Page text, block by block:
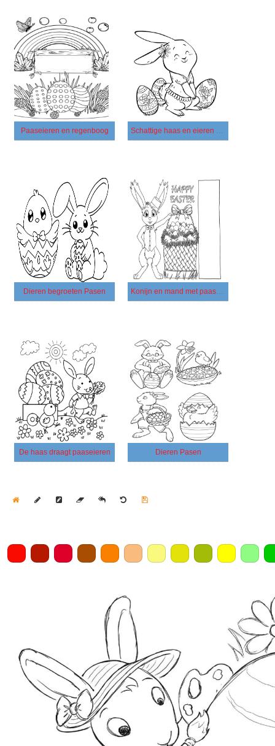
Paaseieren en regenboog
Dieren begroeten Pasen
De haas draagt ​​paaseieren Dieren Pasen